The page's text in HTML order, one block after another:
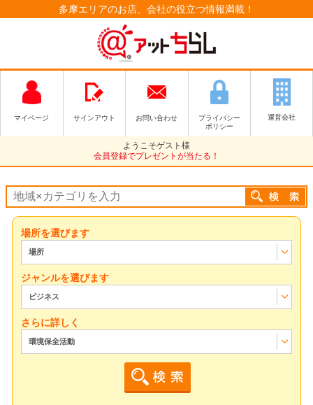
多摩エリアのお店、会社の役立つ情報満載！
マイページ サインアウト お問い合わせ
プライバシー
ポリシー
運営会社
ようこそゲスト様
会員登録でプレゼントが当たる！
場所を選びます
場所
ジャンルを選びます
ビジネス
さらに詳しく
環境保全活動